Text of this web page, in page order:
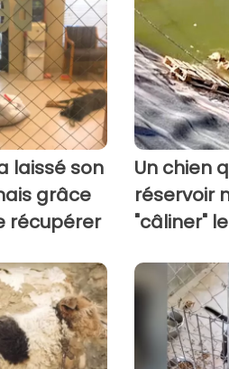
laissé son
grâce
récupérer
Un chien
réservoir
"câliner"